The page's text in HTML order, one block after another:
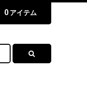
0 アイテム